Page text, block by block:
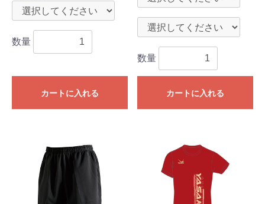
数量
カートに入れる
数量
カートに入れる